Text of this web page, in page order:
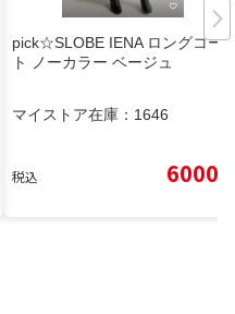
pick☆SLOBE IENA ロングコー
ト ノーカラー ベージュ
マイストア在庫： 1646
税込 6000